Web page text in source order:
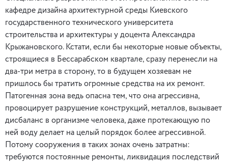
кафедре дизайна архитектурной среды Киевского
государственного технического университета
строительства и архитектуры у доцента Александра
Крыжановского. Кстати, если бы некоторые новые объекты,
строящиеся в Бессарабском квартале, сразу перенесли на
два-три метра в сторону, то в будущем хозяевам не
пришлось бы тратить огромные средства на их ремонт.
Патогенная зона ведь опасна тем, что она агрессивна,
провоцирует разрушение конструкций, металлов, вызывает
дисбаланс в организме человека, даже протекающую по
ней воду делает на целый порядок более агрессивной.
Потому сооружения в таких зонах очень затратны:
требуются постоянные ремонты, ликвидация последствий